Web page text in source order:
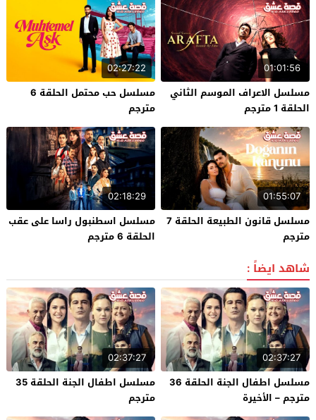
01:01:56
مسلسل الاعراف الموسم الثاني
الحلقة 1 مترجم
02:27:22
مسلسل حب محتمل الحلقة 6
مترجم
01:55:07
مسلسل قانون الطبيعة الحلقة 7
مترجم
02:18:29
مسلسل اسطنبول راسا على عقب
الحلقة 6 مترجم
شاهد ايضاً :
02:37:27
مسلسل اطفال الجنة الحلقة 36
مترجم – الأخيرة
02:37:27
مسلسل اطفال الجنة الحلقة 35
مترجم